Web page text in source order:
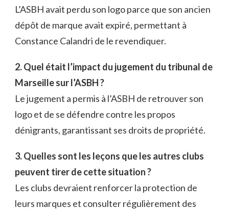
L’ASBH avait perdu son logo parce que son ancien
dépôt de marque avait expiré, permettant à
Constance Calandri de le revendiquer.
2. Quel était l’impact du jugement du tribunal de
Marseille sur l’ASBH ?
Le jugement a permis à l’ASBH de retrouver son
logo et de se défendre contre les propos
dénigrants, garantissant ses droits de propriété.
3. Quelles sont les leçons que les autres clubs
peuvent tirer de cette situation ?
Les clubs devraient renforcer la protection de
leurs marques et consulter régulièrement des